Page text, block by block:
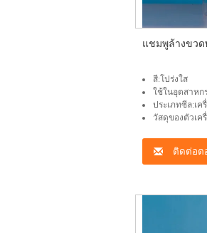
แชมพูล้างขวด
สี:โปร่งใส
ใช้ในอุตสาหกรร
ประเภทซีล:เค
วัสดุของตัวเค
ติดต่อต